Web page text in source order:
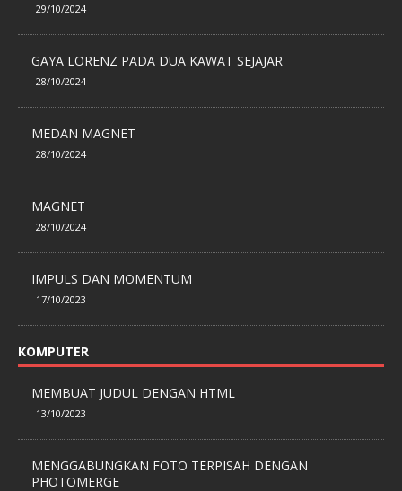
29/10/2024
GAYA LORENZ PADA DUA KAWAT SEJAJAR
28/10/2024
MEDAN MAGNET
28/10/2024
MAGNET
28/10/2024
IMPULS DAN MOMENTUM
17/10/2023
KOMPUTER
MEMBUAT JUDUL DENGAN HTML
13/10/2023
MENGGABUNGKAN FOTO TERPISAH DENGAN
PHOTOMERGE